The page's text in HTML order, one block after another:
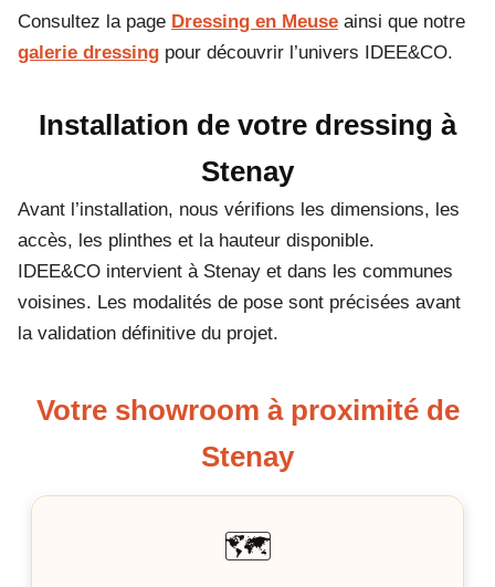
Consultez la page Dressing en Meuse ainsi que notre
galerie dressing pour découvrir l’univers IDEE&CO.
Installation de votre dressing à
Stenay
Avant l’installation, nous vérifions les dimensions, les
accès, les plinthes et la hauteur disponible.
IDEE&CO intervient à Stenay et dans les communes
voisines. Les modalités de pose sont précisées avant
la validation définitive du projet.
Votre showroom à proximité de
Stenay
🗺️